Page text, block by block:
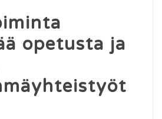
opetusta ja